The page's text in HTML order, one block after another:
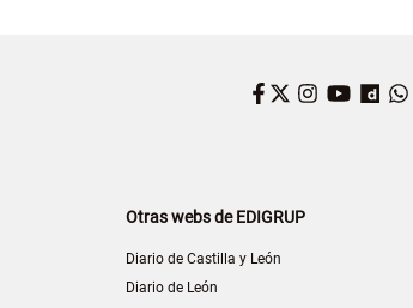
Facebook
Twitter
Instagram
Otras webs de EDIGRUP
Diario de Castilla y León
Diario de León